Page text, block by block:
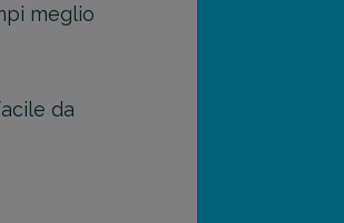
meglio
da